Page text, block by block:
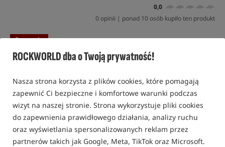
ROCKWORLD dba o Twoją prywatność!
Nasza strona korzysta z plików cookies, które pomagają
zapewnić Ci bezpieczne i komfortowe warunki podczas
wizyt na naszej stronie. Strona wykorzystuje pliki cookies
do zapewnienia prawidłowego działania, analizy ruchu
oraz wyświetlania spersonalizowanych reklam przez
partnerów takich jak Google, Meta, TikTok oraz Microsoft.
0,0
0 opinii | ponad 10 osób kupiło ten produkt
Promocja